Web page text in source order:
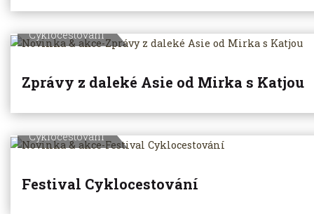
Cyklocestování
Zprávy z daleké Asie od Mirka s Katjou
Cyklocestování
Festival Cyklocestování